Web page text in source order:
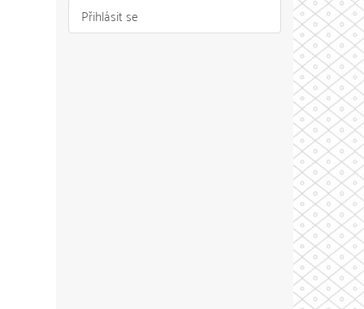
Přihlásit se